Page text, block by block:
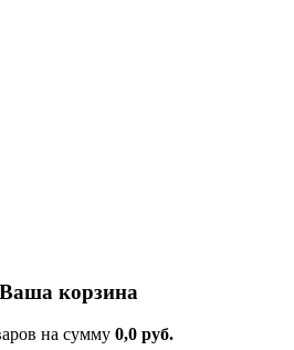
Ваша корзина
на сумму 0,0 руб.